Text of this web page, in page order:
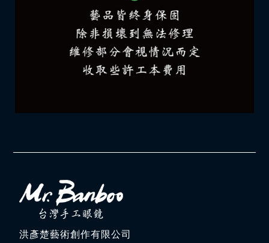
洪彥楚藝術創作有限公司